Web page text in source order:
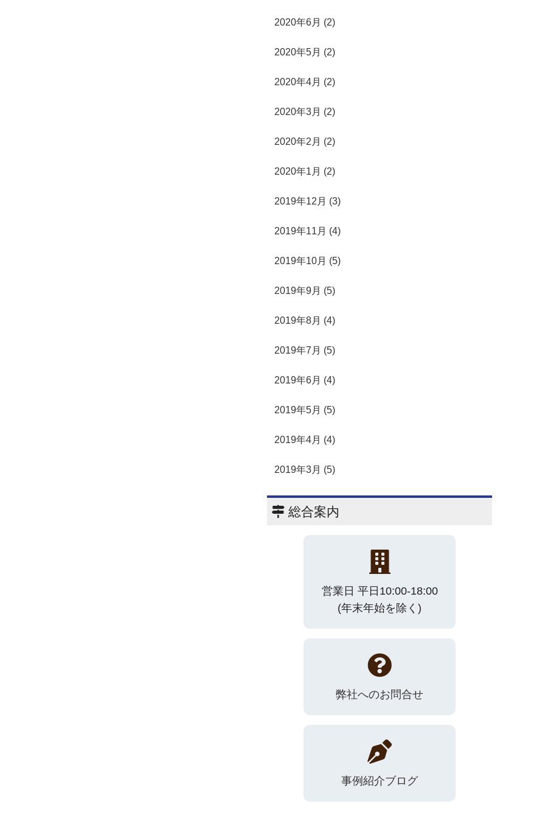
2020年6月 (2)
2020年5月 (2)
2020年4月 (2)
2020年3月 (2)
2020年2月 (2)
2020年1月 (2)
2019年12月 (3)
2019年11月 (4)
2019年10月 (5)
2019年9月 (5)
2019年8月 (4)
2019年7月 (5)
2019年6月 (4)
2019年5月 (5)
2019年4月 (4)
2019年3月 (5)
総合案内
営業日 平日10:00-18:00
(年末年始を除く)
弊社へのお問合せ
事例紹介ブログ